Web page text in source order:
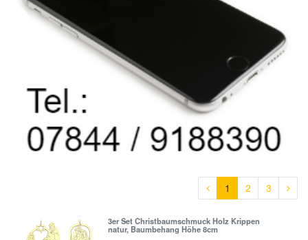
1 2 3
3er Set Christbaumschmuck Holz Krippen
natur, Baumbehang Höhe 8cm